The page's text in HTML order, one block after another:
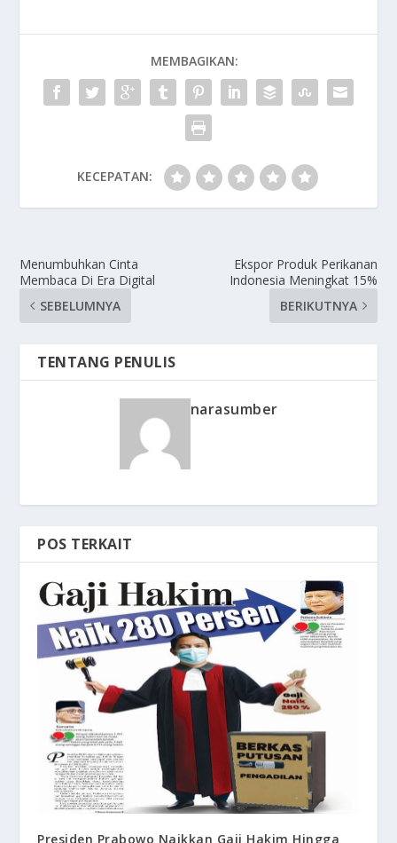
MEMBAGIKAN:
KECEPATAN:
Menumbuhkan Cinta
Membaca Di Era Digital
SEBELUMNYA
Ekspor Produk Perikanan
Indonesia Meningkat 15%
BERIKUTNYA
TENTANG PENULIS
narasumber
POS TERKAIT
Presiden Prabowo Naikkan Gaji Hakim Hingga